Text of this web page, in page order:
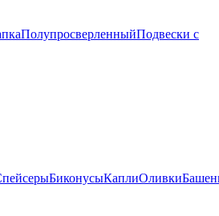
ПолупросверленныйПодвески с
БиконусыКаплиОливки